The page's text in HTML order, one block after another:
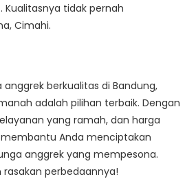
Kualitasnya tidak pernah
Cimahi.
berkualitas di Bandung,
adalah pilihan terbaik. Dengan
yang ramah, dan harga
Anda menciptakan
anggrek yang mempesona.
rasakan perbedaannya!